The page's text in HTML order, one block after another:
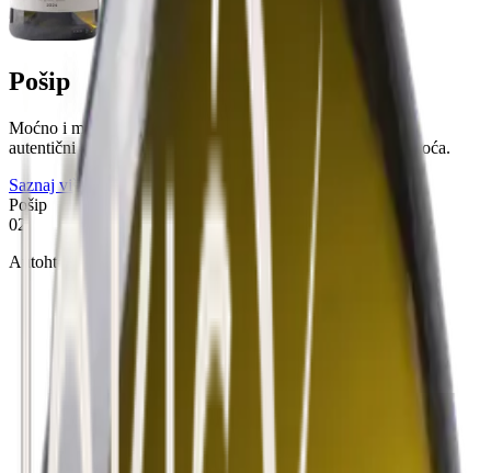
Pošip
Moćno i mineralno vino koje u svojoj najčišćoj formi čuva
autentični genetski kod sunca, kamena i zrelog koštičavog voća.
Saznaj više
Pošip
02
Autohtona bijela vina